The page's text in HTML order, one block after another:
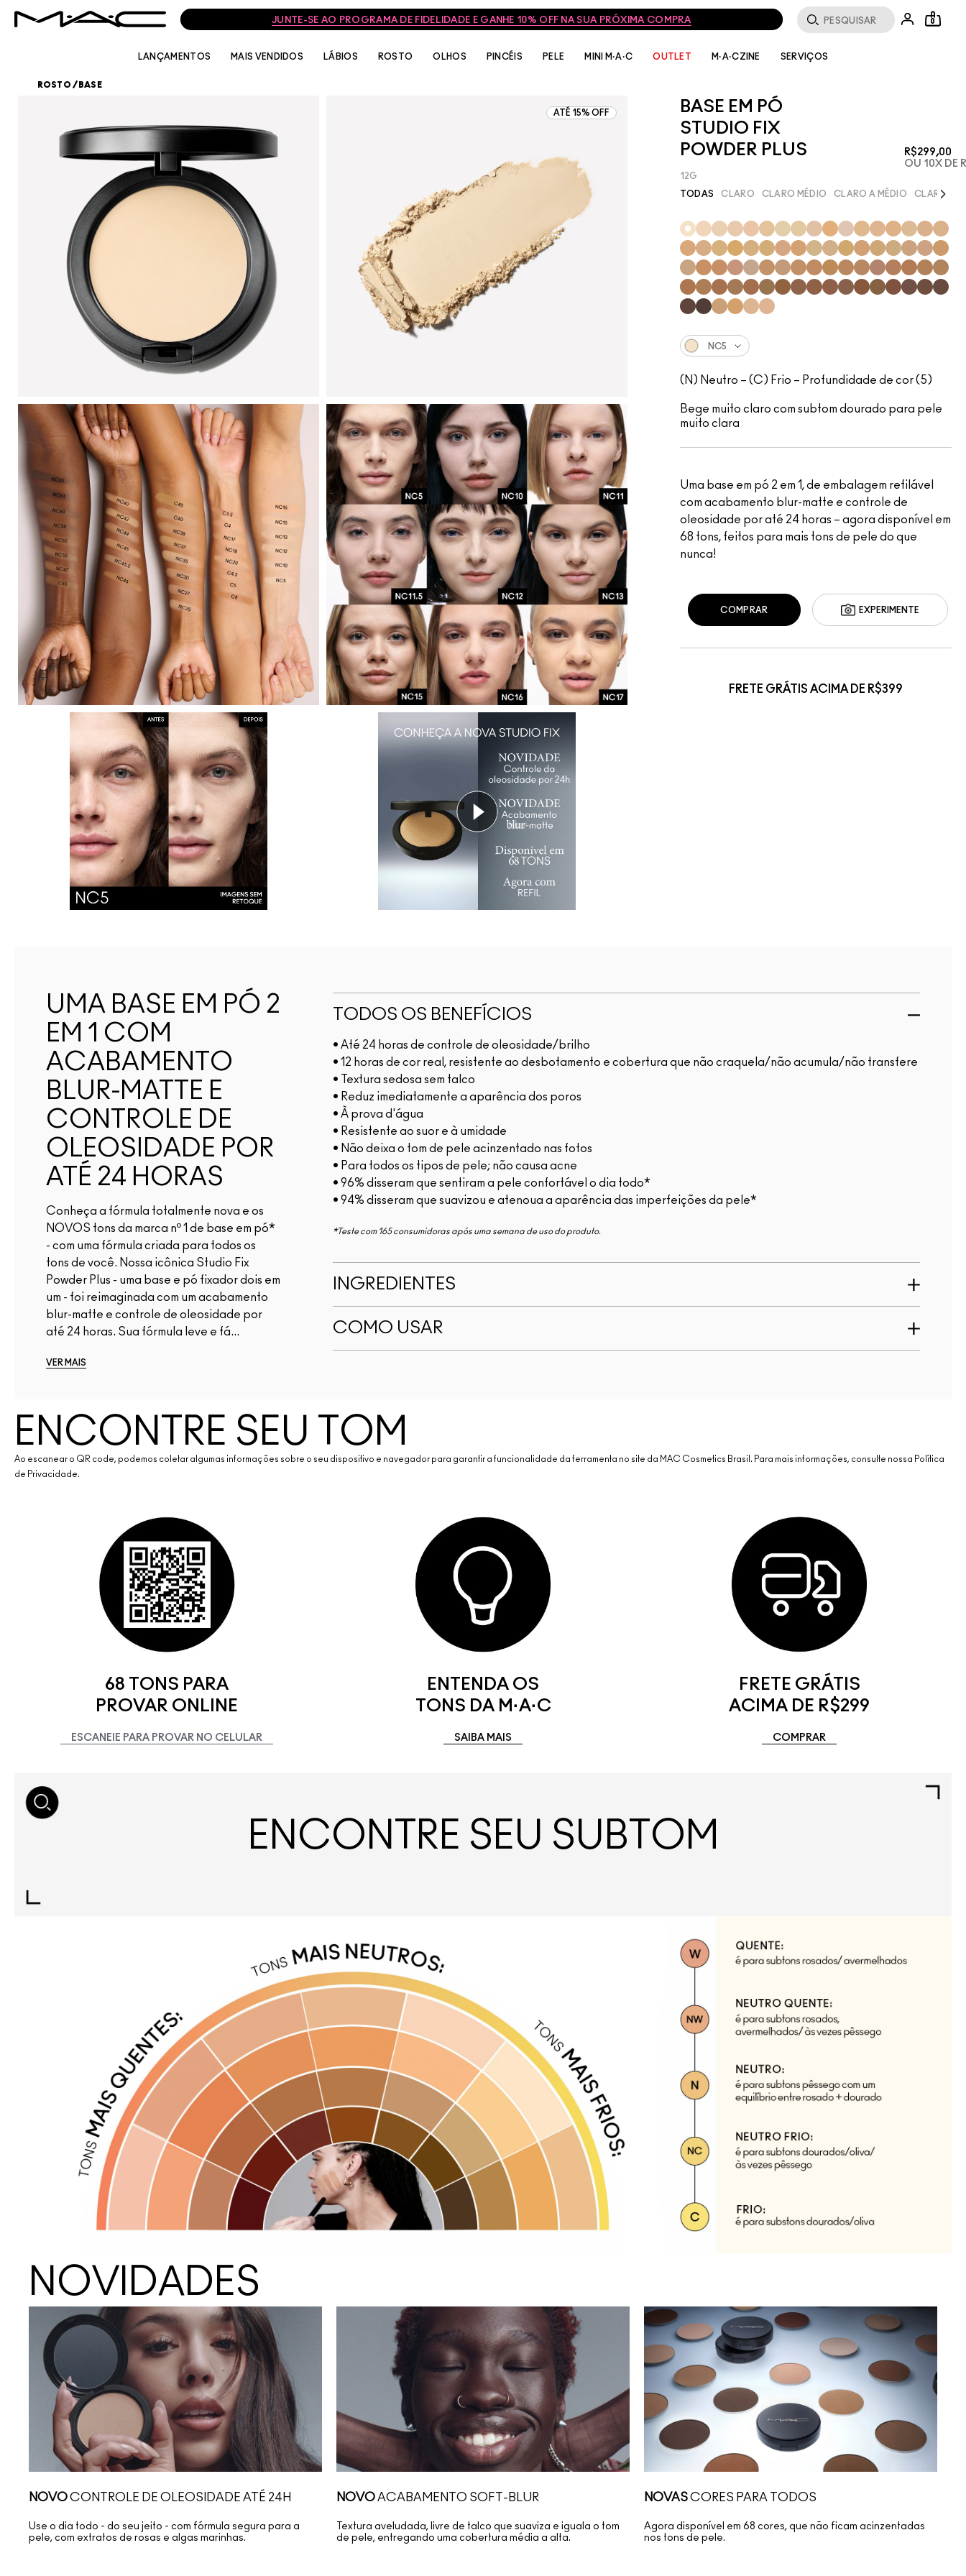
FRETE GRÁTIS NAS COMPRAS ACIMA DE R$399 0
LANÇAMENTOS MAIS VENDIDOS LÁBIOS ROSTO OLHOS PINCÉIS PELE MINI M·A·C OUTLET M·A·CZINE SERVIÇOS
ROSTO / BASE
ATÉ 15% OFF
BASE EM PÓ
STUDIO FIX
POWDER PLUS
R$299,00
OU 10X DE
12G
Uma base em pó 2 em 1, de embalagem refilável
com acabamento blur-matte e controle de
oleosidade por até 24 horas – agora disponível em
68 tons, feitos para mais tons de pele do que
nunca!
TODAS CLARO CLARO MÉDIO CLARO A MÉDIO CLARONext
NC5
(N) Neutro – (C) Frio – Profundidade de cor (5)
Bege muito claro com subtom dourado para pele
muito clara
EXPERIMENTE
COMPRAR
FRETE GRÁTIS ACIMA DE R$399
UMA BASE EM PÓ 2
EM 1 COM
ACABAMENTO
BLUR-MATTE E
CONTROLE DE
OLEOSIDADE POR
ATÉ 24 HORAS
Conheça a fórmula totalmente nova e os
NOVOS tons da marca nº 1 de base em pó*
- com uma fórmula criada para todos os
tons de você. Nossa icônica Studio Fix
Powder Plus - uma base e pó fixador dois em
um - foi reimaginada com um acabamento
blur-matte e controle de oleosidade por
até 24 horas. Sua fórmula leve e fá...
VER MAIS
TODOS OS BENEFÍCIOS
• Até 24 horas de controle de oleosidade/brilho
• 12 horas de cor real, resistente ao desbotamento e cobertura que não craquela/não acumula/não transfere
• Textura sedosa sem talco
• Reduz imediatamente a aparência dos poros
• À prova d'água
• Resistente ao suor e à umidade
• Não deixa o tom de pele acinzentado nas fotos
• Para todos os tipos de pele; não causa acne
• 96% disseram que sentiram a pele confortável o dia todo*
• 94% disseram que suavizou e atenoua a aparência das imperfeições da pele*
*Teste com 165 consumidoras após uma semana de uso do produto.
INGREDIENTES
COMO USAR
ENCONTRE SEU TOM
Ao escanear o QR code, podemos coletar algumas informações sobre o seu dispositivo e navegador para garantir a funcionalidade da ferramenta no site da MAC Cosmetics Brasil. Para mais informações, consulte nossa Política
de Privacidade.
68 TONS PARA
PROVAR ONLINE
ESCANEIE PARA PROVAR NO CELULAR
ENTENDA OS
TONS DA M·A·C
SAIBA MAIS
FRETE GRÁTIS
ACIMA DE R$299
COMPRAR
ENCONTRE SEU SUBTOM
NOVIDADES
NOVOCONTROLE DE OLEOSIDADE ATÉ 24H
Use o dia todo - do seu jeito - com fórmula segura para a
pele, com extratos de rosas e algas marinhas.
NOVOACABAMENTO SOFT-BLUR
Textura aveludada, livre de talco que suaviza e iguala o tom
de pele, entregando uma cobertura média a alta.
NOVASCORES PARA TODOS
Agora disponível em 68 cores, que não ficam acinzentadas
nos tons de pele.